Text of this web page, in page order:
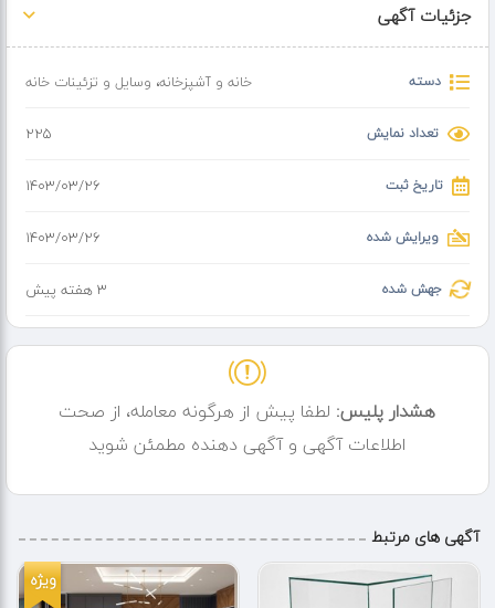
روزهای جمعه و تعطیلی انبار یکسره باز هست
جزئیات آگهی
دسته خانه و آشپزخانه، وسایل و تزئینات خانه
تعداد نمایش 225
تاریخ ثبت ۱۴۰۳/۰۳/۲۶
ویرایش شده ۱۴۰۳/۰۳/۲۶
جهش شده 3 هفته پیش
هشدار پلیس: لطفا پیش از هرگونه معامله، از صحت
اطلاعات آگهی و آگهی دهنده مطمئن شوید
آگهی های مرتبط
ویژه